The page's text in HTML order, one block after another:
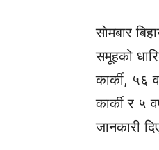
साेमबार
समूहको
कार्की, ५६
कार्की र ५
जानकारी